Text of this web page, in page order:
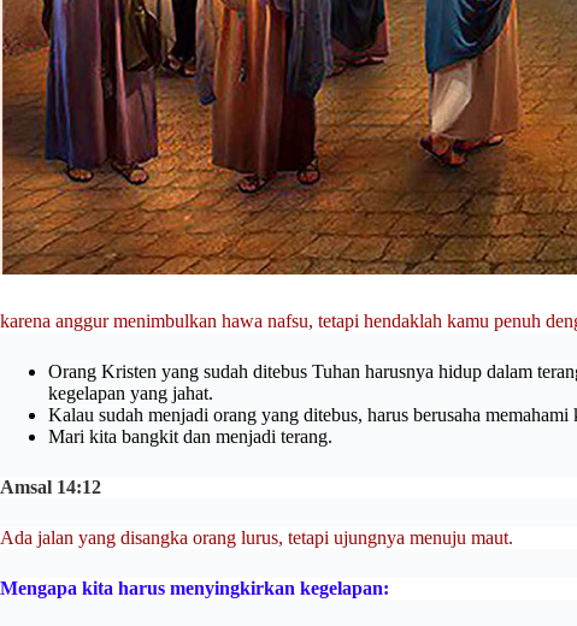
karena anggur menimbulkan hawa nafsu, tetapi hendaklah kamu penuh
Orang Kristen yang sudah ditebus Tuhan harusnya hidup dalam
kegelapan yang jahat.
Kalau sudah menjadi orang yang ditebus, harus berusaha
Mari kita bangkit dan menjadi terang.
Amsal 14:12
Ada jalan yang disangka orang lurus, tetapi ujungnya menuju maut.
Mengapa kita harus menyingkirkan kegelapan: